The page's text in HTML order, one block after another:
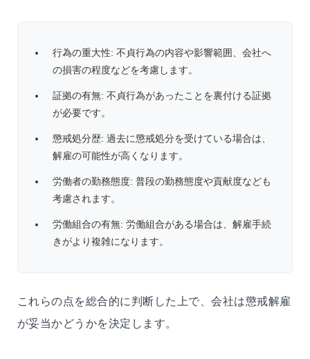
行為の重大性: 不貞行為の内容や影響範囲、会社へ
の損害の程度などを考慮します。
証拠の有無: 不貞行為があったことを裏付ける証拠
が必要です。
懲戒処分歴: 過去に懲戒処分を受けている場合は、
解雇の可能性が高くなります。
労働者の勤務態度: 普段の勤務態度や貢献度なども
考慮されます。
労働組合の有無: 労働組合がある場合は、解雇手続
きがより複雑になります。
これらの点を総合的に判断した上で、会社は懲戒解雇
が妥当かどうかを決定します。